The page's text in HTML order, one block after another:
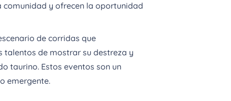
comunidad y ofrecen la oportunidad
de corridas que
talentos de mostrar su destreza y
taurino. Estos eventos son un
emergente.